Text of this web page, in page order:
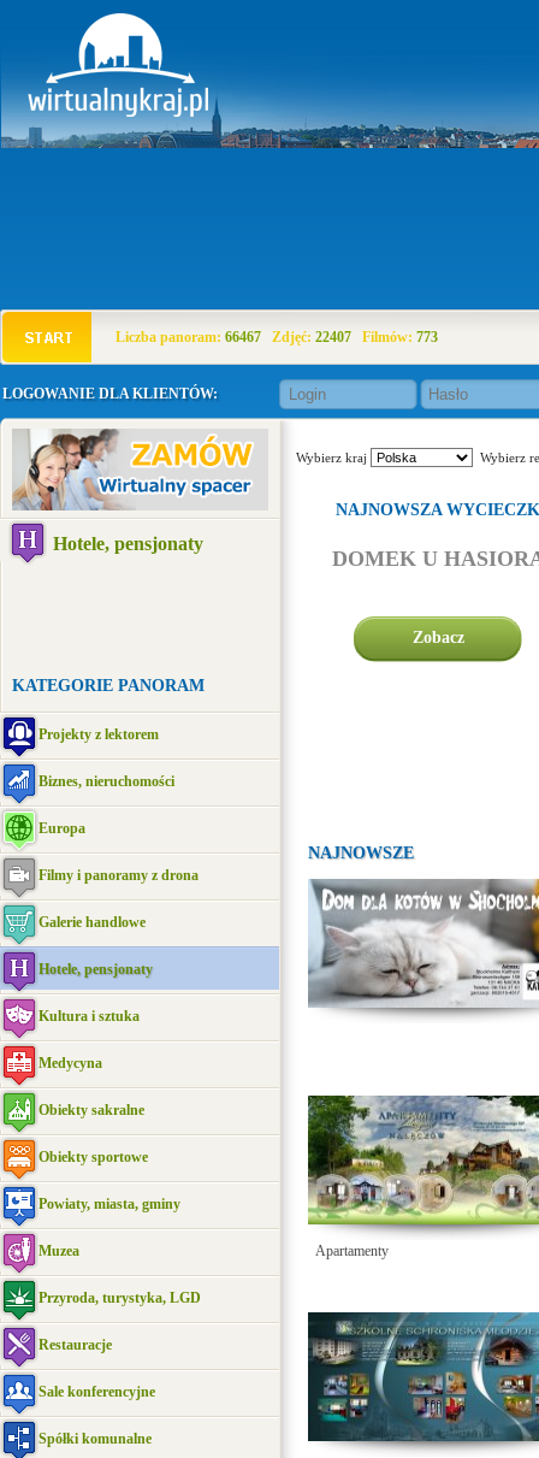
Liczba panoram: 66467 Zdjęć: 22407 Filmów: 773
LOGOWANIE DLA KLIENTÓW:
Hotele, pensjonaty
KATEGORIE PANORAM
Projekty z lektorem
Biznes, nieruchomości
Europa
Filmy i panoramy z drona
Galerie handlowe
Hotele, pensjonaty
Kultura i sztuka
Medycyna
Obiekty sakralne
Obiekty sportowe
Powiaty, miasta, gminy
Muzea
Przyroda, turystyka, LGD
Restauracje
Sale konferencyjne
Spółki komunalne
Wybierz kraj Wybierz
NAJNOWSZA
DOMEK U
Zobacz
NAJNOWSZE
Apartamenty